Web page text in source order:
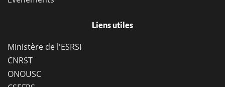
Liens utiles
Ministère de l'ESRSI
CNRST
ONOUSC